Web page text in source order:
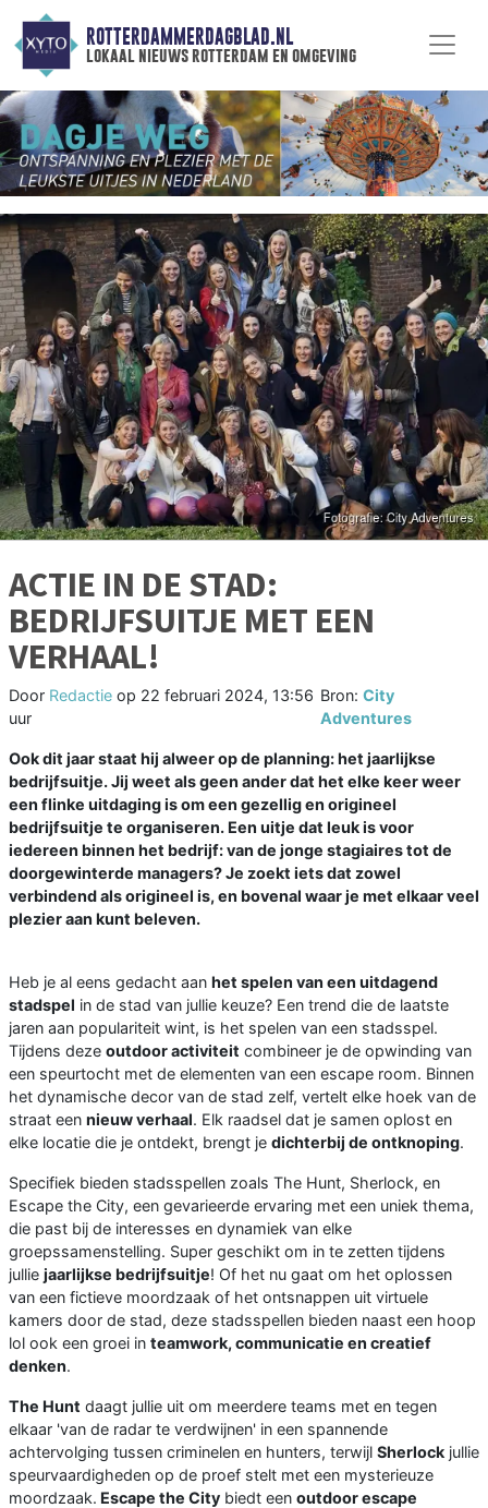
ROTTERDAMMERDAGBLAD.NL
lokaal nieuws rotterdam en omgeving
ACTIE IN DE STAD:
BEDRIJFSUITJE MET EEN
VERHAAL!
Door Redactie op 22 februari 2024, 13:56
uur
Bron:City
Adventures
Ook dit jaar staat hij alweer op de planning: het jaarlijkse
bedrijfsuitje. Jij weet als geen ander dat het elke keer weer
een flinke uitdaging is om een gezellig en origineel
bedrijfsuitje te organiseren. Een uitje dat leuk is voor
iedereen binnen het bedrijf: van de jonge stagiaires tot de
doorgewinterde managers? Je zoekt iets dat zowel
verbindend als origineel is, en bovenal waar je met elkaar veel
plezier aan kunt beleven.
Heb je al eens gedacht aan het spelen van een uitdagend
stadspel in de stad van jullie keuze? Een trend die de laatste
jaren aan populariteit wint, is het spelen van een stadsspel.
Tijdens deze outdoor activiteit combineer je de opwinding van
een speurtocht met de elementen van een escape room. Binnen
het dynamische decor van de stad zelf, vertelt elke hoek van de
straat een nieuw verhaal. Elk raadsel dat je samen oplost en
elke locatie die je ontdekt, brengt je dichterbij de ontknoping.
Specifiek bieden stadsspellen zoals The Hunt, Sherlock, en
Escape the City, een gevarieerde ervaring met een uniek thema,
die past bij de interesses en dynamiek van elke
groepssamenstelling. Super geschikt om in te zetten tijdens
jullie jaarlijkse bedrijfsuitje! Of het nu gaat om het oplossen
van een fictieve moordzaak of het ontsnappen uit virtuele
kamers door de stad, deze stadsspellen bieden naast een hoop
lol ook een groei in teamwork, communicatie en creatief
denken.
The Hunt daagt jullie uit om meerdere teams met en tegen
elkaar 'van de radar te verdwijnen' in een spannende
achtervolging tussen criminelen en hunters, terwijl Sherlock jullie
speurvaardigheden op de proef stelt met een mysterieuze
moordzaak. Escape the City biedt een outdoor escape